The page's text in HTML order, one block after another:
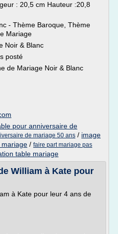
: 20,5 cm Hauteur :20,8
- Thème Baroque, Thème
Mariage
Noir & Blanc
posté
de Mariage Noir & Blanc
pour anniversaire de
de mariage 50 ans / image
/ faire part mariage pas
table mariage
William à Kate pour
à Kate pour leur 4 ans de